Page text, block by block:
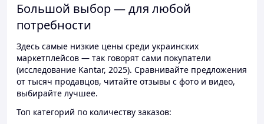
Большой выбор — для любой
потребности
Здесь самые низкие цены среди украинских
маркетплейсов — так говорят сами покупатели
(исследование Kantar, 2025). Сравнивайте предложения
от тысяч продавцов, читайте отзывы с фото и видео,
выбирайте лучшее.
Топ категорий по количеству заказов: